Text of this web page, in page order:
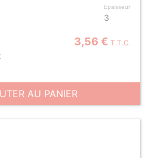
Epaisseur
3
3,56 € T.T.C.
AU PANIER